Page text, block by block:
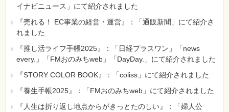
【 第2刷にて修正 】
383ページ ページ右下、問8③の解説内、個条書き4行目
[誤]
・漏電火災警報器
[正]
【 第3刷にて修正 】
387ページ 模擬テスト①解答と解説、●鑑識等、問5、設問
イナビニュース」にて紹介されました
『売れる！ EC事業の経営・運営』：「通販新聞」にて紹介さ
れました
『推し活ライフ手帳2025』：「日経プラスワン」「news
every.」「FMおのみちweb」「DayDay.」にて紹介されました
『STORY COLOR BOOK』：「coliss」にて紹介されました
『養生手帳2025』：「FMおのみちweb」にて紹介されました
『人生は折り返し地点からがきっとたのしい』：「婦人公